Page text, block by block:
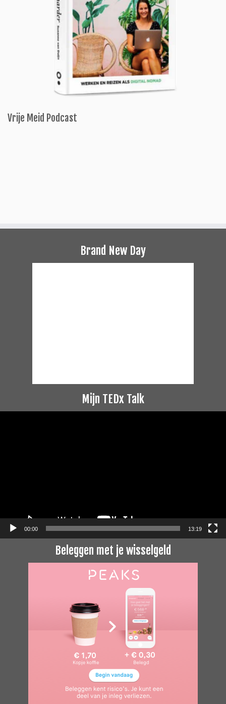
Vrije Meid Podcast
Brand New Day
Mijn TEDx Talk
00:00 13:19
Beleggen met je wisselgeld